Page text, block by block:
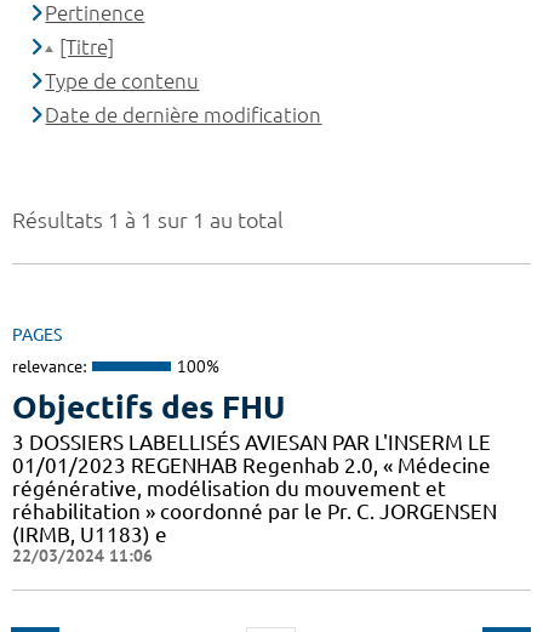
Résultats 1 à 1 sur 1 au total
PAGES
relevance: 100%
Objectifs des FHU
3 DOSSIERS LABELLISÉS AVIESAN PAR L'INSERM LE
01/01/2023 REGENHAB Regenhab 2.0, « Médecine
régénérative, modélisation du mouvement et
réhabilitation » coordonné par le Pr. C. JORGENSEN
(IRMB, U1183) e
22/03/2024 11:06
Pertinence
[Titre]
Type de contenu
Date de dernière modification